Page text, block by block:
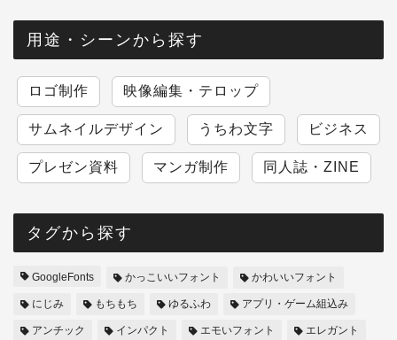
用途・シーンから探す
ロゴ制作 映像編集・テロップ
サムネイルデザイン うちわ文字 ビジネス
プレゼン資料 マンガ制作 同人誌・ZINE
タグから探す
GoogleFonts かっこいいフォント かわいいフォント
にじみ もちもち ゆるふわ アプリ・ゲーム組込み
アンチック インパクト エモいフォント エレガント